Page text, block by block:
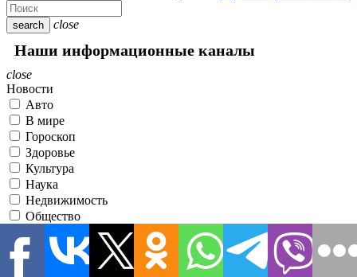
search close
Наши информационные каналы
close
Новости
Авто
В мире
Гороскоп
Здоровье
Культура
Наука
Недвижимость
Общество
Происшествия
Разное